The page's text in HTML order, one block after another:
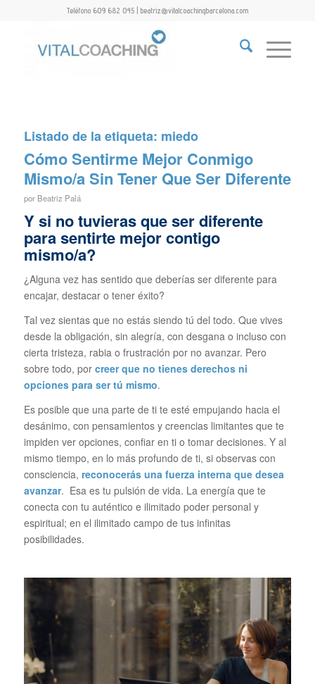
Teléfono 609 682 045 | beatriz@vitalcoachingbarcelona.com
Listado de la etiqueta: miedo
Cómo Sentirme Mejor Conmigo
Mismo/a Sin Tener Que Ser Diferente
por Beatriz Palá
Y si no tuvieras que ser diferente
para sentirte mejor contigo
mismo/a?
¿Alguna vez has sentido que deberías ser diferente para
encajar, destacar o tener éxito?
Tal vez sientas que no estás siendo tú del todo. Que vives
desde la obligación, sin alegría, con desgana o incluso con
cierta tristeza, rabia o frustración por no avanzar. Pero
sobre todo, por creer que no tienes derechos ni
opciones para ser tú mismo.
Es posible que una parte de ti te esté empujando hacia el
desánimo, con pensamientos y creencias limitantes que te
impiden ver opciones, confiar en ti o tomar decisiones. Y al
mismo tiempo, en lo más profundo de ti, si observas con
consciencia, reconocerás una fuerza interna que desea
avanzar. Esa es tu pulsión de vida. La energía que te
conecta con tu auténtico e ilimitado poder personal y
espiritual; en el ilimitado campo de tus infinitas
posibilidades.